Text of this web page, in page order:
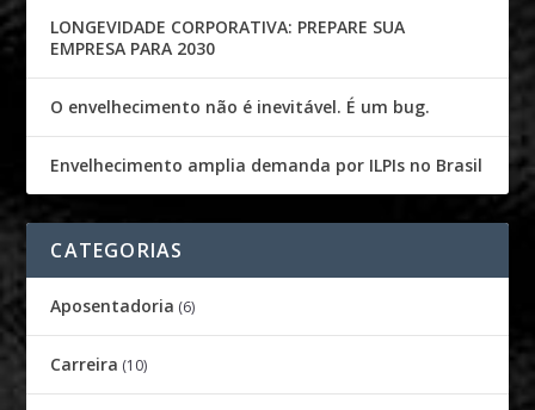
LONGEVIDADE CORPORATIVA: PREPARE SUA
EMPRESA PARA 2030
O envelhecimento não é inevitável. É um bug.
Envelhecimento amplia demanda por ILPIs no Brasil
CATEGORIAS
Aposentadoria (6)
Carreira (10)